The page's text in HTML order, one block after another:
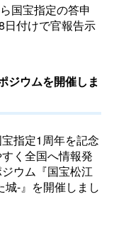
国宝指定の答申
日付けで官報告示
ジウムを開催しま
指定1周年を記念
く全国へ情報発
ウム『国宝松江
-』を開催しまし